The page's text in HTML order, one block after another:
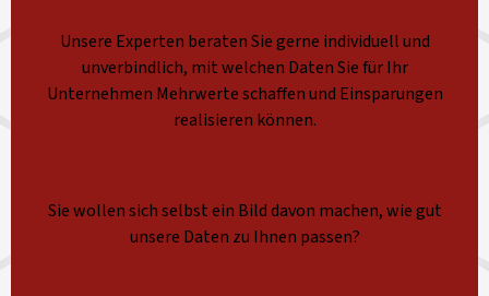
Unsere Experten beraten Sie gerne individuell und
unverbindlich, mit welchen Daten Sie für Ihr
Unternehmen Mehrwerte schaffen und Einsparungen
realisieren können.
Sie wollen sich selbst ein Bild davon machen, wie gut
unsere Daten zu Ihnen passen?